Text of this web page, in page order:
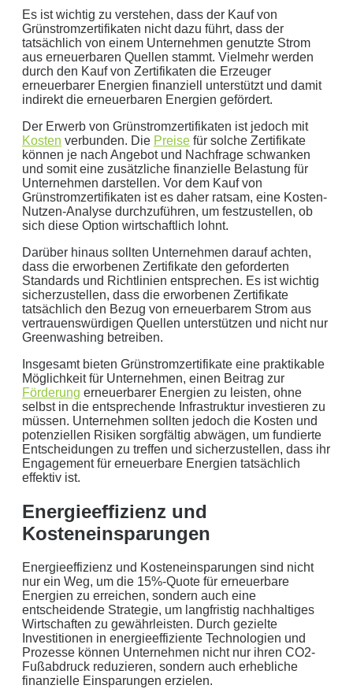
Es ist wichtig zu verstehen, dass der Kauf von
Grünstromzertifikaten nicht dazu führt, dass der
tatsächlich von einem Unternehmen genutzte Strom
aus erneuerbaren Quellen stammt. Vielmehr werden
durch den Kauf von Zertifikaten die Erzeuger
erneuerbarer Energien finanziell unterstützt und damit
indirekt die erneuerbaren Energien gefördert.
Der Erwerb von Grünstromzertifikaten ist jedoch mit
Kosten verbunden. Die Preise für solche Zertifikate
können je nach Angebot und Nachfrage schwanken
und somit eine zusätzliche finanzielle Belastung für
Unternehmen darstellen. Vor dem Kauf von
Grünstromzertifikaten ist es daher ratsam, eine Kosten-
Nutzen-Analyse durchzuführen, um festzustellen, ob
sich diese Option wirtschaftlich lohnt.
Darüber hinaus sollten Unternehmen darauf achten,
dass die erworbenen Zertifikate den geforderten
Standards und Richtlinien entsprechen. Es ist wichtig
sicherzustellen, dass die erworbenen Zertifikate
tatsächlich den Bezug von erneuerbarem Strom aus
vertrauenswürdigen Quellen unterstützen und nicht nur
Greenwashing betreiben.
Insgesamt bieten Grünstromzertifikate eine praktikable
Möglichkeit für Unternehmen, einen Beitrag zur
Förderung erneuerbarer Energien zu leisten, ohne
selbst in die entsprechende Infrastruktur investieren zu
müssen. Unternehmen sollten jedoch die Kosten und
potenziellen Risiken sorgfältig abwägen, um fundierte
Entscheidungen zu treffen und sicherzustellen, dass ihr
Engagement für erneuerbare Energien tatsächlich
effektiv ist.
Energieeffizienz und
Kosteneinsparungen
Energieeffizienz und Kosteneinsparungen sind nicht
nur ein Weg, um die 15%-Quote für erneuerbare
Energien zu erreichen, sondern auch eine
entscheidende Strategie, um langfristig nachhaltiges
Wirtschaften zu gewährleisten. Durch gezielte
Investitionen in energieeffiziente Technologien und
Prozesse können Unternehmen nicht nur ihren CO2-
Fußabdruck reduzieren, sondern auch erhebliche
finanzielle Einsparungen erzielen.